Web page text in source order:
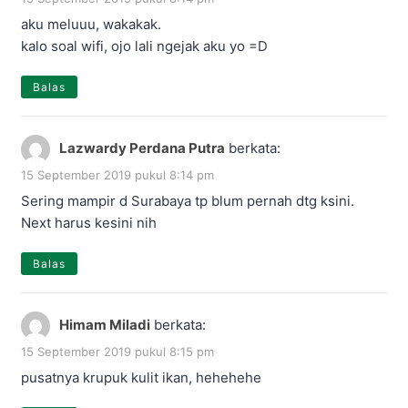
aku meluuu, wakakak.
kalo soal wifi, ojo lali ngejak aku yo =D
Balas
Lazwardy Perdana Putra berkata:
15 September 2019 pukul 8:14 pm
Sering mampir d Surabaya tp blum pernah dtg ksini.
Next harus kesini nih
Balas
Himam Miladi berkata:
15 September 2019 pukul 8:15 pm
pusatnya krupuk kulit ikan, hehehehe